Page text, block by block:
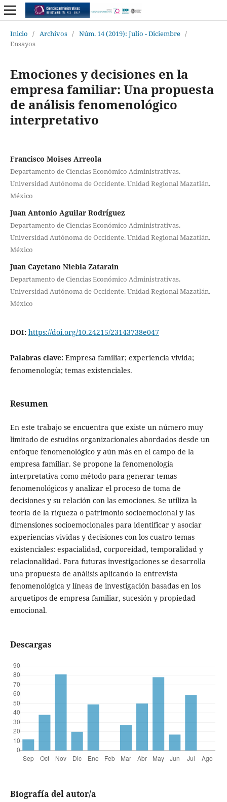
Inicio / Archivos / Núm. 14 (2019): Julio - Diciembre /
Ensayos
Emociones y decisiones en la
empresa familiar: Una propuesta
de análisis fenomenológico
interpretativo
Francisco Moises Arreola
Departamento de Ciencias Económico Administrativas.
Universidad Autónoma de Occidente. Unidad Regional Mazatlán.
México
Juan Antonio Aguilar Rodríguez
Departamento de Ciencias Económico Administrativas.
Universidad Autónoma de Occidente. Unidad Regional Mazatlán.
México
Juan Cayetano Niebla Zatarain
Departamento de Ciencias Económico Administrativas.
Universidad Autónoma de Occidente. Unidad Regional Mazatlán.
México
DOI: https://doi.org/10.24215/23143738e047
Palabras clave: Empresa familiar; experiencia vivida;
fenomenología; temas existenciales.
Resumen
En este trabajo se encuentra que existe un número muy
limitado de estudios organizacionales abordados desde un
enfoque fenomenológico y aún más en el campo de la
empresa familiar. Se propone la fenomenología
interpretativa como método para generar temas
fenomenológicos y analizar el proceso de toma de
decisiones y su relación con las emociones. Se utiliza la
teoría de la riqueza o patrimonio socioemocional y las
dimensiones socioemocionales para identificar y asociar
experiencias vividas y decisiones con los cuatro temas
existenciales: espacialidad, corporeidad, temporalidad y
relacionalidad. Para futuras investigaciones se desarrolla
una propuesta de análisis aplicando la entrevista
fenomenológica y líneas de investigación basadas en los
arquetipos de empresa familiar, sucesión y propiedad
emocional.
Descargas
Biografía del autor/a